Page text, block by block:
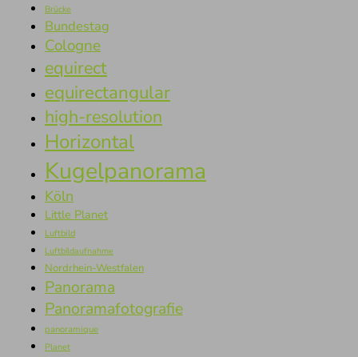
Brücke
Bundestag
Cologne
equirect
equirectangular
high-resolution
Horizontal
Kugelpanorama
Köln
Little Planet
Luftbild
Luftbildaufnahme
Nordrhein-Westfalen
Panorama
Panoramafotografie
panoramique
Planet